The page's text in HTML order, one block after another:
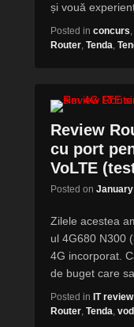
și vouă
Posted in concurs,
Router, Tenda,
Review
cu port
VoLTE
Posted on
Zilele acestea
ul 4G680 N300
4G incorporat.
de buget care sa
Posted in IT review
Router, Tenda,